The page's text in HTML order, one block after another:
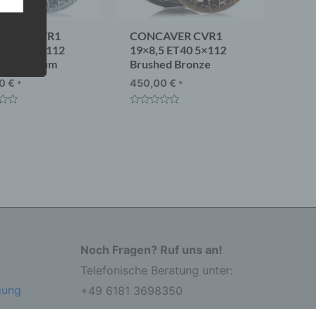
CVR1
ET45 5×112
Titanium
€ *
CONCAVER CVR1
19×8,5 ET40 5×112
Brushed Bronze
450,00 € *
Noch Fragen? Ruf uns an!
Telefonische Beratung unter:
+49 6181 3698350